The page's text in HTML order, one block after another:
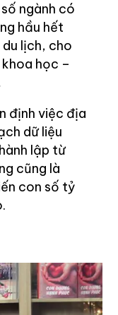
ngành có
hầu hết
lịch, cho
học –
định việc địa
dữ liệu
lập từ
cũng là
con số tỷ